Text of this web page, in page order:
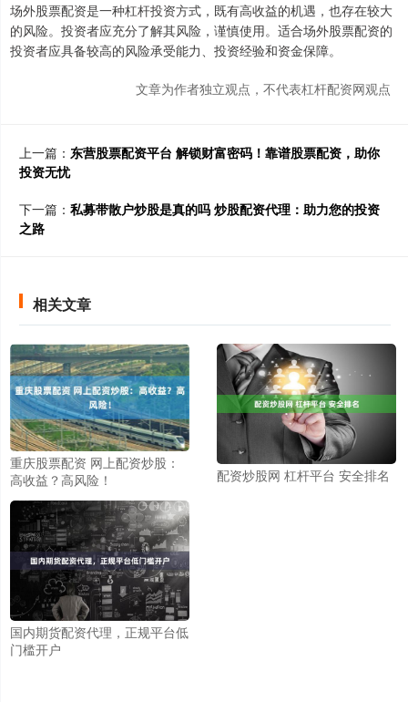
场外股票配资是一种杠杆投资方式，既有高收益的机遇，也存在较大
的风险。投资者应充分了解其风险，谨慎使用。适合场外股票配资的
投资者应具备较高的风险承受能力、投资经验和资金保障。
文章为作者独立观点，不代表杠杆配资网观点
上一篇： 东营股票配资平台 解锁财富密码！靠谱股票配资，助你
投资无忧
下一篇： 私募带散户炒股是真的吗 炒股配资代理：助力您的投资
之路
相关文章
重庆股票配资 网上配资炒股：
高收益？高风险！
配资炒股网 杠杆平台 安全排名
国内期货配资代理，正规平台低
门槛开户